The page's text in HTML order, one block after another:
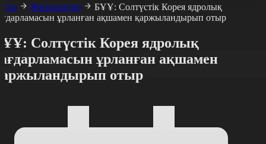
Жаңалықтар
БҰҰ: Солтүстік Корея ядролық
ұрланған ақшамен қаржыландырып отыр
Солтүстік Корея ядролық
ұрланған ақшамен
отыр